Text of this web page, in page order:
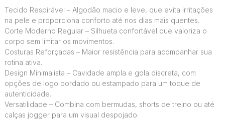
Tecido Respirável – Algodão macio e leve, que evita irritações
na pele e proporciona conforto até nos dias mais quentes.
Corte Moderno Regular – Silhueta confortável que valoriza o
corpo sem limitar os movimentos.
Costuras Reforçadas – Maior resistência para acompanhar sua
rotina ativa.
Design Minimalista – Cavidade ampla e gola discreta, com
opções de logo bordado ou estampado para um toque de
autenticidade.
Versatilidade – Combina com bermudas, shorts de treino ou até
calças jogger para um visual despojado.